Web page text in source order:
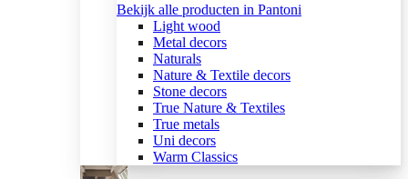
Bekijk alle producten in Pantoni
Light wood
Metal decors
Naturals
Nature & Textile decors
Stone decors
True Nature & Textiles
True metals
Uni decors
Warm Classics